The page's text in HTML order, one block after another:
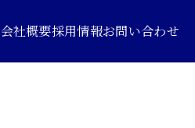
会社概要採用情報お問い合わせ